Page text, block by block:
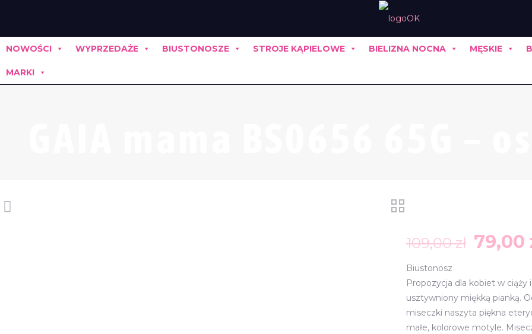
NOWOŚCI WYPRZEDAŻE BIUSTONOSZE STROJE KĄPIELOWE BIELIZNA NOCNA MĘSKIE
MARKI
109,00zł
109,00
79,00
Biustonosz
Propozycja dla kobiet w ciąży
usztywniony miękką pianką.
miseczki naszyta piękna
małe, kolorowe motyle.